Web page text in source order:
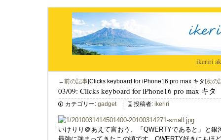
ikeriri|
←前の記事[Clicks keyboard for iPhone16 pro max キタ]次の
03/09: Clicks keyboard for iPhone16 pro max キタ
カテゴリー: gadget 投稿者: ikeriri
いけりり＠あえて言おう、「QWERTYであると」と